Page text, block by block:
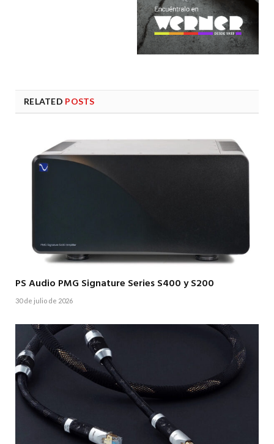
RELATED POSTS
PS Audio PMG Signature Series S400 y S200
30 de julio de 2026